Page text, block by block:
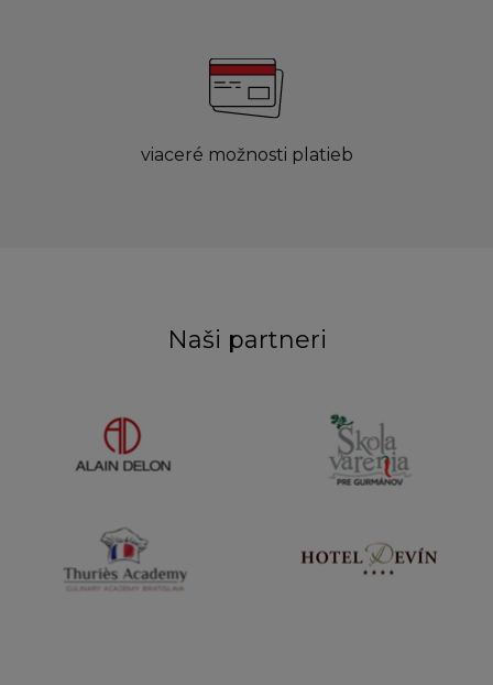
viaceré možnosti platieb
Naši partneri